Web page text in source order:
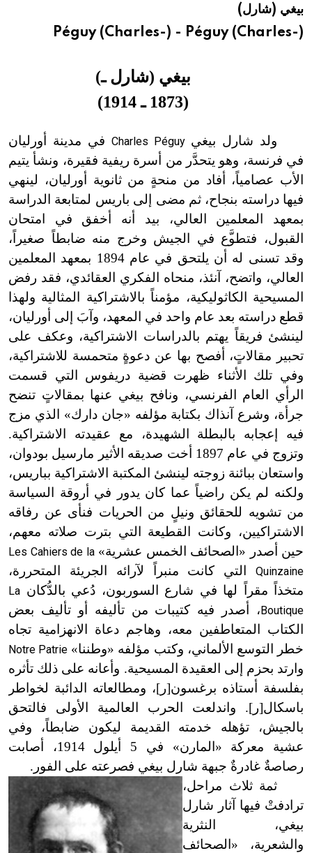
هيئة الموسوعة العربية تطلق موسوعات جديدة في عام 2026بيغي (شارل)
Péguy (Charles-) - Péguy (Charles-)
بيغي (شارل ـ)
(
1873 ـ1914)
ولد شارل بيغيCharles Péguy في مدينة أورليان
في فرنسة، وهو يتحدَّر من أسرة ريفية فقيرة، ونشأ يتيم
الأب عصامياً، أفاد من منحةٍ من ثانوية أورليان، لينهي
فيها دراسته بنجاح، ثم مضى إلى باريس لمتابعة الدراسة
بمعهد المعلمين العالي، بيد أنه أخفق في امتحان
القبول، فتطوع في الجيش وخرج منه ضابطاً صغيراً،
وقد تسنى له أن يلتحق في عام 1894 بمعهد المعلمين
العالي، واتضح، آنئذ، منحاه الفكري العقائدي، فقد رفض
المسيحية الكاثوليكية، مؤمناً بالاشتراكية المثالية ولهذا
قطع دراسته بعد عام واحد في المعهد، وآبَ إلى ورليان،
لينشئ فريقاً يهتم بالدراسات الاشتراكية، وعكف على
تحبير مقالاتٍ، أفصح بها عن دعوةٍ متحمسة للاشتراكية،
وفي تلك الأثناء ظهرت قضية دريفوس التي قسمت
الرأي العام الفرنسي، ونافح بيغي عنها بمقالاتٍ تنضح
جرأة، وشرع آنذاك بكتابة مؤلفه «جان دارك» الذي مزج
فيه إعجابه بالبطلة الشهيدة، مع عقيدته الاشتراكية.
وتزوج في عام 1897 أخت صديقه الأثير مارسيل بودوان
،
واستعان ببائنة زوجته لينشئ المكتبة الاشتراكية بباريس،
ولكنه لم يكن راضياً عما كان يدور في أروقة السياسة
من تشويه للحقائق ونيلٍ من الحريات فنأى عن رفاقه
الاشتراكيين، وكانت القطيعة التي بترت صلاته معهم،
حين أصدر «الصحائف الخمس عشرية»Les Cahiers de la
Quinzaine التي كانت منبراً لآرائه الجريئة المتحررة،
متخذاً مقراً لها في شارع السوربون، دُعي بالدُّكان La
Boutique ، أصدر فيه كتيبات من تأليفه أو تأليف بعض
الكتاب المتعاطفين معه، وهاجم دعاة الانهزامية تجاه
خطر التوسع الألماني، وكتب مؤلفه «وطننا» Notre Patrie
وارتد بحزم إلى العقيدة المسيحية. وأعانه على ذلك تأثره
بفلسفة أستاذه برغسون[ر ]، ومطالعاته الدائبة لخواطر
باسكال[ر ]. واندلعت الحرب العالمية الأولى فالتحق
بالجيش، تؤهله خدمته القديمة ليكون ضابطاً، وفي
عشية معركة «المارن» في 5 أيلول 1914، أصابت
رصاصةٌ غادرةٌ جبهة شارل بيغي فصرعته على الفور.
ثمة ثلاث مراحل،
ترادفتْ فيها آثار شارل
بيغي، النثرية
والشعرية، «الصحائف